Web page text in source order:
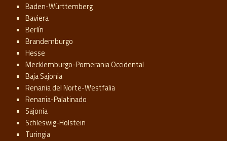
Baden-Württemberg
Baviera
Berlín
Brandemburgo
Hesse
Mecklemburgo-Pomerania Occidental
Baja Sajonia
Renania del Norte-Westfalia
Renania-Palatinado
Sajonia
Schleswig-Holstein
Turingia